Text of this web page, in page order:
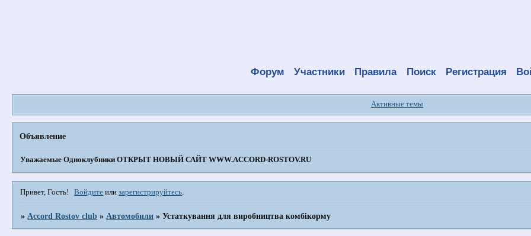
Форум Участники Правила Поиск Регистрация
Активные темы
Объявление
Уважаемые Одноклубники ОТКРЫТ НОВЫЙ САЙТ WWW.ACCORD-ROSTOV.RU
Привет, Гость! Войдите илизарегистрируйтесь
»Accord Rostov club »Автомобили »Устаткування для виробництва комбікорму